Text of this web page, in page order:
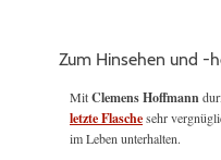
Zum Hinsehen und -
MitClemens Hoffmann
letzte Flaschesehr
im Leben unterhalten.